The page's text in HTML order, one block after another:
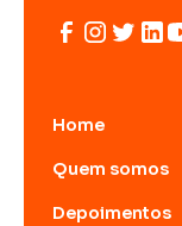
Home
Quem somos
Depoimentos